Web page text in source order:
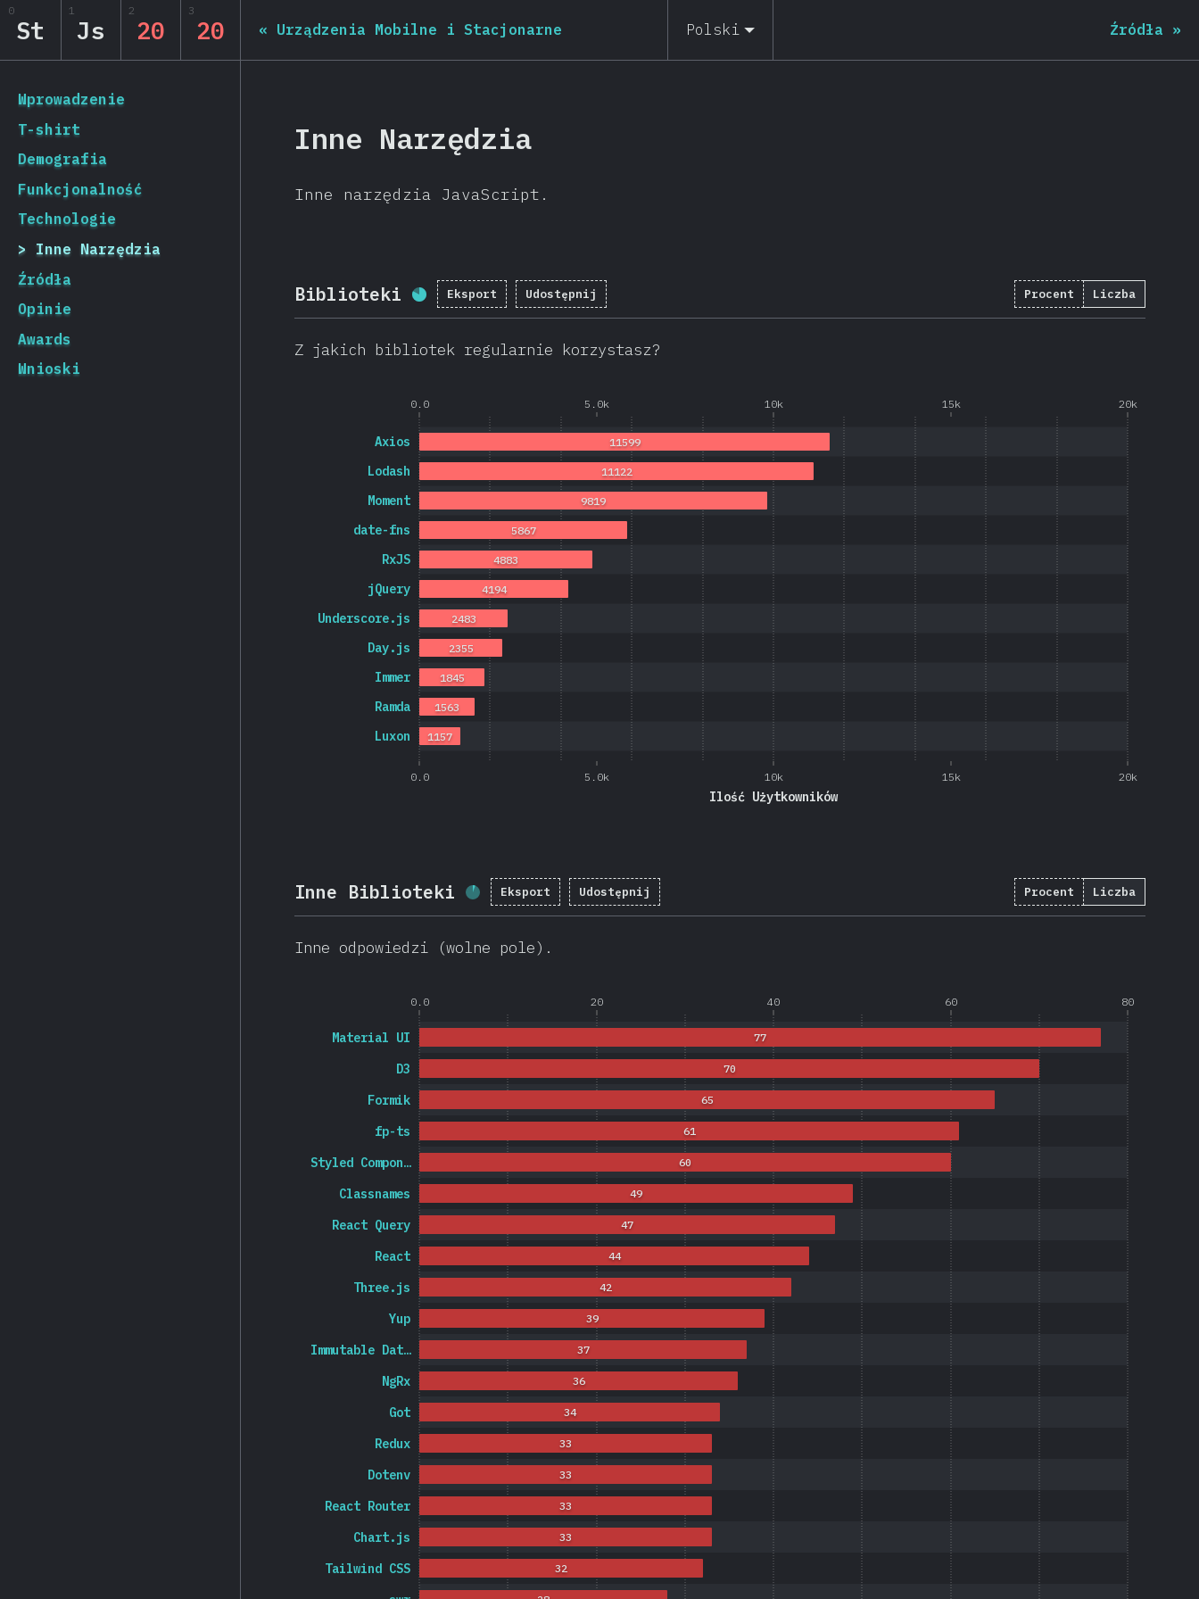
State of JS 2020
0
St
1
Js
2
20
3
20
[pl-PL] general.back_to_intro
Wprowadzenie
T-shirt
Demografia
Funkcjonalność
Technologie
Inne Narzędzia
Źródła
Opinie
Awards
Wnioski
« Urządzenia Mobilne i Stacjonarne Polski Źródła »
Inne Narzędzia
Inne narzędzia JavaScript.
Biblioteki Procent ukończenia:
Eksport Udostępnij Procent Liczba
Z jakich bibliotek regularnie korzystasz?
0.0 5.0k 10k 15k 20k
0.0 5.0k 10k 15k 20k
Ilość Użytkowników
Luxon
Ramda
Immer
Day.js
Underscore.js
jQuery
RxJS
date-fns
Moment
Lodash
Axios
1157
1563
1845
2355
2483
4194
4883
5867
9819
11122
11599
Inne Biblioteki Procent ukończenia:
Eksport Udostępnij Procent Liczba
Inne odpowiedzi (wolne pole).
0.0 20 40 60 80
Tailwind CSS
Chart.js
React Router
Dotenv
Redux
Got
NgRx
Immutable Dat…
Yup
Three.js
React
React Query
Classnames
Styled Compon…
fp-ts
Formik
D3
Material UI
32
33
33
33
33
34
36
37
39
42
44
47
49
60
61
65
70
77